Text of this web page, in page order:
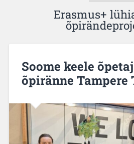
Erasmus+
Soome keele
õpiränne Tampere